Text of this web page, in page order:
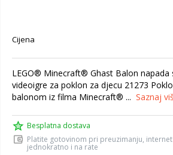
Cijena
LEGO® Minecraft® Ghast Balon napada
videoigre za poklon za djecu 21273
balonom iz filma Minecraft® ... Saznaj
Besplatna dostava
Platite gotovinom pri preuzimanju,
jednokratno i na rate